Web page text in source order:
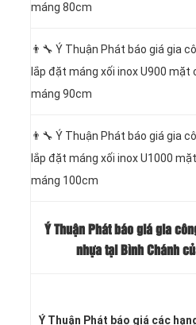
máng 80cm
👨‍🔧 Ý Thuận Phát báo giá gia
lắp đặt máng xối inox U900 mặt
máng 90cm
👨‍🔧 Ý Thuận Phát báo giá gia
lắp đặt máng xối inox U1000
máng 100cm
Ý Thuận Phát báo giá gia
nhựa tại Bình Chánh
Ý Thuận Phát báo giá các